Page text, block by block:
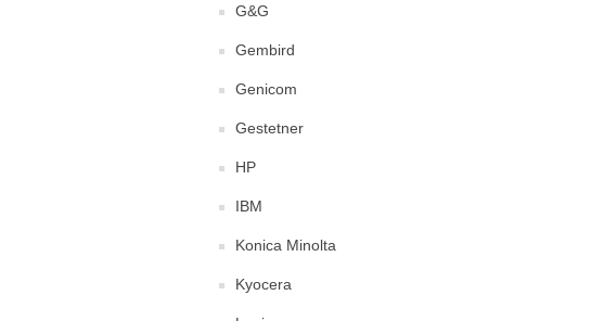
G&G
Gembird
Genicom
Gestetner
HP
IBM
Konica Minolta
Kyocera